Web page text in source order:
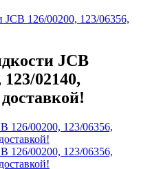
JCB 126/00200, 123/06356,
JCB
123/02140,